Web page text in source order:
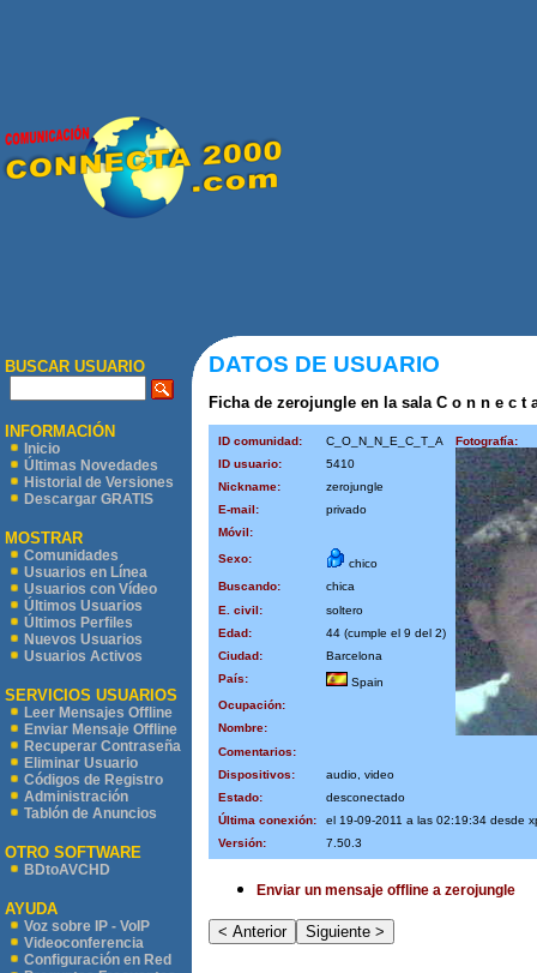
BUSCAR USUARIO
INFORMACIÓN
Inicio
Últimas Novedades
Historial de Versiones
Descargar GRATIS
MOSTRAR
Comunidades
Usuarios en Línea
Usuarios con Vídeo
Últimos Usuarios
Últimos Perfiles
Nuevos Usuarios
Usuarios Activos
SERVICIOS USUARIOS
Leer Mensajes Offline
Enviar Mensaje Offline
Recuperar Contraseña
Eliminar Usuario
Códigos de Registro
Administración
Tablón de Anuncios
OTRO SOFTWARE
BDtoAVCHD
AYUDA
Voz sobre IP - VoIP
Videoconferencia
Configuración en Red
DATOS DE USUARIO
Ficha de zerojungle en la sala C o n n e c t
ID comunidad: C_O_N_N_E_C_T_A
Fotografía:
ID usuario:
5410
Nickname:
zerojungle
E-mail:
privado
Móvil:
Sexo:
chico
Buscando:
chica
E. civil:
soltero
Edad:
44 (cumple el 9 del 2)
Ciudad:
Barcelona
País:
Spain
Ocupación:
Nombre:
Comentarios:
Dispositivos:
audio, video
Estado:
desconectado
Última conexión:
el 19-09-2011 a las 02:19:34 desde
Versión:
7.50.3
Enviar un mensaje offline a zerojungle